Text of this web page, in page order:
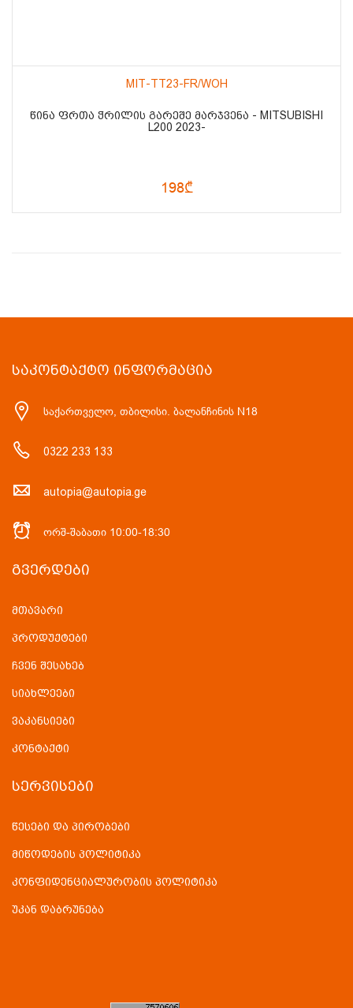
MIT-TT23-FR/WOH
ᲬᲘᲜᲐ ᲤᲠᲗᲐ ᲭᲠᲘᲚᲘᲡ ᲒᲐᲠᲔᲨᲔ ᲛᲐᲠᲯᲕᲔᲜᲐ - MITSUBISHI
L200 2023-
198₾
ᲡᲐᲙᲝᲜᲢᲐᲥᲢᲝ ᲘᲜᲤᲝᲠᲛᲐᲪᲘᲐ
საქართველო, თბილისი. ბალანჩინის N18
0322 233 133
autopia@autopia.ge
ორშ-შაბათი 10:00-18:30
ᲒᲕᲔᲠᲓᲔᲑᲘ
მთავარი
პროდუქტები
ჩვენ შესახებ
სიახლეები
ვაკანსიები
კონტაქტი
ᲡᲔᲠᲕᲘᲡᲔᲑᲘ
წესები და პირობები
მიწოდების პოლიტიკა
კონფიდენციალურობის პოლიტიკა
უკან დაბრუნება